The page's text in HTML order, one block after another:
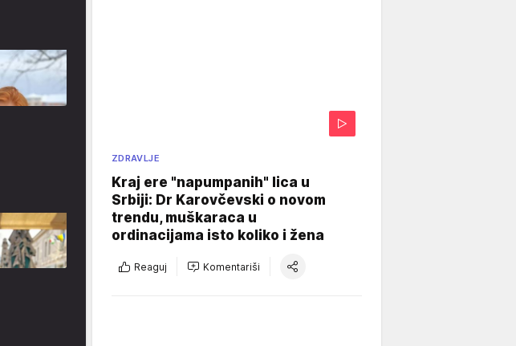
ZDRAVLJE
Kraj ere "napumpanih" lica u
Srbiji: Dr Karovčevski o novom
trendu, muškaraca u
ordinacijama isto koliko i žena
Reaguj Komentariši